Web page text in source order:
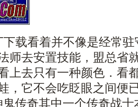
载看着并不像是经常
师去安置技能，盟总省
上去只有一种颜色．看
，它不会吃眨眼之间便
鬼传奇其中一个传奇战